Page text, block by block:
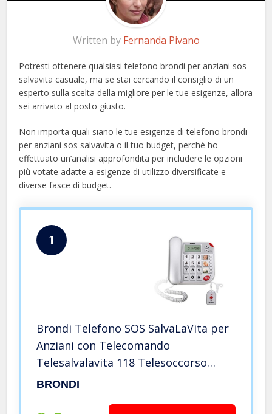
Written by Fernanda Pivano
Potresti ottenere qualsiasi telefono brondi per anziani sos
salvavita casuale, ma se stai cercando il consiglio di un
esperto sulla scelta della migliore per le tue esigenze, allora
sei arrivato al posto giusto.
Non importa quali siano le tue esigenze di telefono brondi
per anziani sos salvavita o il tuo budget, perché ho
effettuato un’analisi approfondita per includere le opzioni
più votate adatte a esigenze di utilizzo diversificate e
diverse fasce di budget.
1
Brondi Telefono SOS SalvaLaVita per
Anziani con Telecomando
Telesalvalavita 118 Telesoccorso
Teleallarme Salvavita Plus
BRONDI